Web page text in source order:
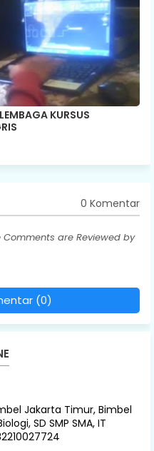
KURSUS
0 Komentar
Comments are Reviewed by
(0)
Jakarta Timur, Bimbel
SD SMP SMA, IT